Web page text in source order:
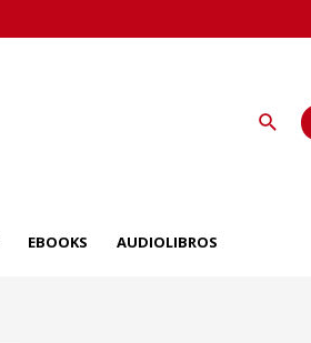
Buscar
EBOOKS AUDIOLIBROS